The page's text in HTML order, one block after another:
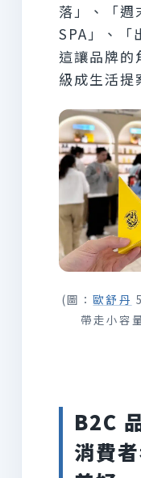
落」、「週
SPA」、「
這讓品牌的
級成生活提
(圖：歐舒丹
帶走小容
B2C
消費